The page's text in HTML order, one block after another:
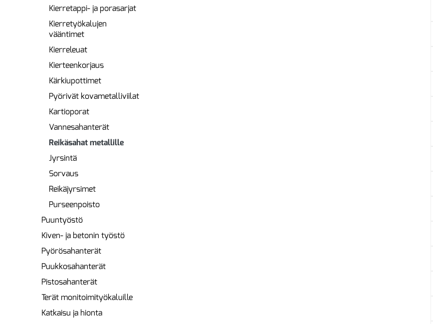
Kierretappi- ja porasarjat
Kierretyökalujen
vääntimet
Kierreleuat
Kierteenkorjaus
Kärkiupottimet
Pyörivät kovametalliviilat
Kartioporat
Vannesahanterät
Reikäsahat metallille
Jyrsintä
Sorvaus
Reikäjyrsimet
Purseenpoisto
Puuntyöstö
Kiven- ja betonin työstö
Pyörösahanterät
Puukkosahanterät
Pistosahanterät
Terät monitoimityökaluille
Katkaisu ja hionta